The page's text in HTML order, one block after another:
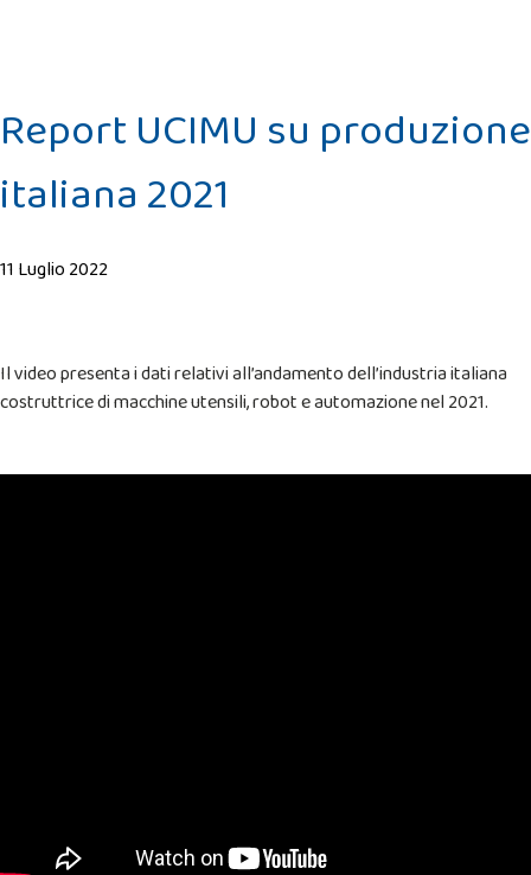
Report UCIMU su produzione
italiana 2021
11 Luglio 2022
Il video presenta i dati relativi all’andamento dell’industria italiana
costruttrice di macchine utensili, robot e automazione nel 2021.